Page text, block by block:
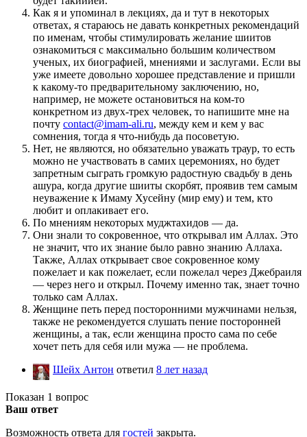
Как я и упоминал в лекциях, да и тут в некоторых
ответах, я стараюсь не давать конкретных рекомендаций
по именам, чтобы стимулировать желание шиитов
ознакомиться с максимально большим количеством
ученых, их биографией, мнениями и заслугами. Если вы
уже имеете довольно хорошее представление и пришли
к какому-то предварительному заключению, но,
например, не можете остановиться на ком-то
конкретном из двух-трех человек, то напишите мне на
почту contact@imam-ali.ru, между кем и кем у вас
сомнения, тогда я что-нибудь да посоветую.
Нет, не являются, но обязательно уважать траур, то есть
можно не участвовать в самих церемониях, но будет
запретным сыграть громкую радостную свадьбу в день
ашура, когда другие шииты скорбят, проявив тем самым
неуважение к Имаму Хусейну (мир ему) и тем, кто
любит и оплакивает его.
По мнениям некоторых муджтахидов — да.
Они знали то сокровенное, что открывал им Аллах. Это
не значит, что их знание было равно знанию Аллаха.
Также, Аллах открывает свое сокровенное кому
пожелает и как пожелает, если пожелал через Джебраиля
— через него и открыл. Почему именно так, знает точно
только сам Аллах.
Женщине петь перед посторонними мужчинами нельзя,
также не рекомендуется слушать пение посторонней
женщины, а так, если женщина просто сама по себе
хочет петь для себя или мужа — не проблема.
Шейх Антон ответил 8 лет назад
Показан 1 вопрос
Ваш ответ
Возможность ответа для гостей закрыта.